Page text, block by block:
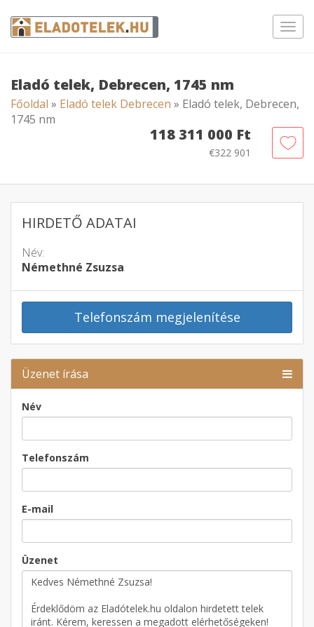
Eladó telek, Debrecen, 1745 nm
Főoldal » Eladó telek Debrecen » Eladó telek, Debrecen,
1745 nm
118 311 000 Ft
€322 901
HIRDETŐ ADATAI
Név:
Némethné Zsuzsa
Telefonszám megjelenítése
Üzenet írása
Név
Telefonszám
E-mail
Üzenet